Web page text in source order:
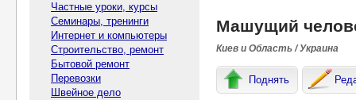
Частные уроки, курсы
Семинары, тренинги
Интернет и компьютеры
Строительство, ремонт
Бытовой ремонт
Перевозки
Швейное дело
Машущий
Киев и Область / Украина
Поднять